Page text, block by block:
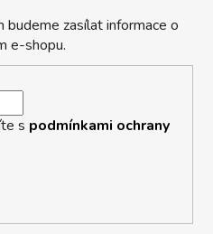
zasílat informace o
e-shopu.
s podmínkami ochrany